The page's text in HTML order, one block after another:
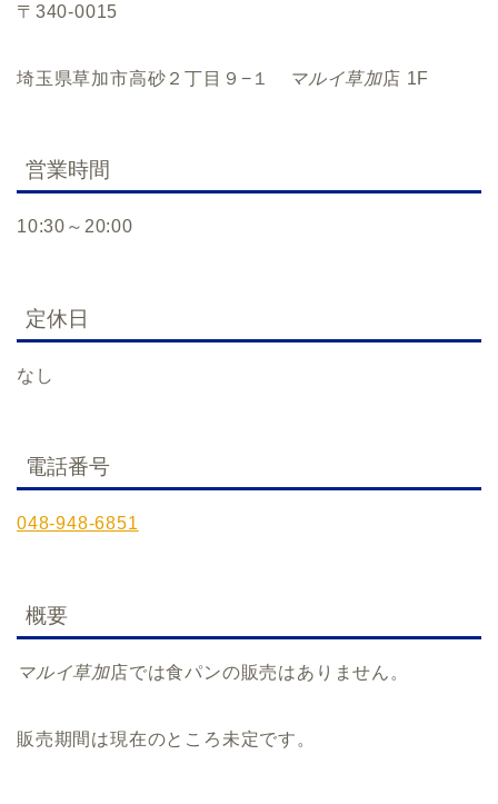
〒340-0015
埼玉県草加市高砂２丁目９−１ マルイ草加店 1F
営業時間
10:30～20:00
定休日
なし
電話番号
048-948-6851
概要
マルイ草加店では食パンの販売はありません。
販売期間は現在のところ未定です。